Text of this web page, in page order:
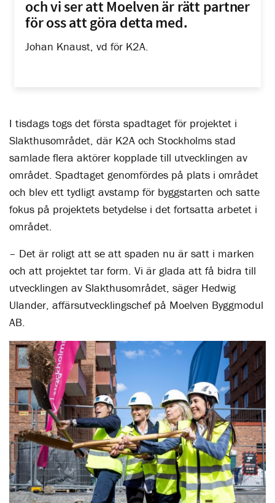
och vi ser att Moelven är rätt partner
för oss att göra detta med.
Johan Knaust, vd för K2A.
I tisdags togs det första spadtaget för projektet i
Slakthusområdet, där K2A och Stockholms stad
samlade flera aktörer kopplade till utvecklingen av
området. Spadtaget genomfördes på plats i området
och blev ett tydligt avstamp för byggstarten och satte
fokus på projektets betydelse i det fortsatta arbetet i
området.
– Det är roligt att se att spaden nu är satt i marken
och att projektet tar form. Vi är glada att få bidra till
utvecklingen av Slakthusområdet, säger Hedwig
Ulander, affärsutvecklingschef på Moelven Byggmodul
AB.